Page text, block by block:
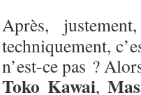
Après,
techniquement,
n’est-ce pas ?
Toko Kawai,